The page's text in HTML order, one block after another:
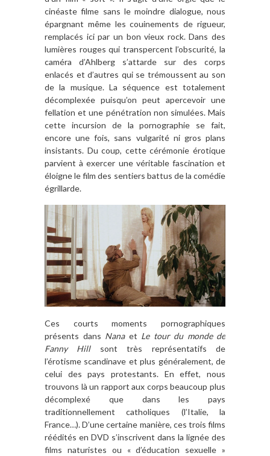
cinéaste filme sans le moindre dialogue, nous
épargnant même les couinements de rigueur,
remplacés ici par un bon vieux rock. Dans des
lumières rouges qui transpercent l’obscurité, la
caméra d’Ahlberg s’attarde sur des corps
enlacés et d’autres qui se trémoussent au son
de la musique. La séquence est totalement
décomplexée puisqu’on peut apercevoir une
fellation et une pénétration non simulées. Mais
cette incursion de la pornographie se fait,
encore une fois, sans vulgarité ni gros plans
insistants. Du coup, cette cérémonie érotique
parvient à exercer une véritable fascination et
éloigne le film des sentiers battus de la comédie
égrillarde.
Ces courts moments pornographiques
présents dans Nanaet Le tour du monde de
Fanny Hillsont très représentatifs de
l’érotisme scandinave et plus généralement, de
celui des pays protestants. En effet, nous
trouvons là un rapport aux corps beaucoup plus
décomplexé que dans les pays
traditionnellement catholiques (l’Italie, la
France…). D’une certaine manière, ces trois films
réédités en DVD s’inscrivent dans la lignée des
films naturistes ou « d’éducation sexuelle »